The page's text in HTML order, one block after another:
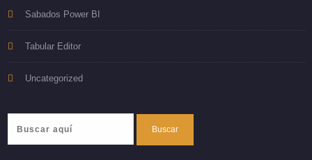
Sabados Power BI
Tabular Editor
Uncategorized